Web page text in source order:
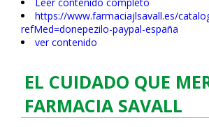
https://www.farmaciajlsavall.es/
refMed=donepezilo-paypal-españa
ver contenido
EL CUIDADO QUE
FARMACIA SAVALL